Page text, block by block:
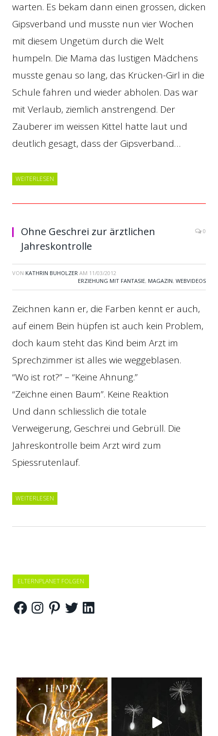
warten. Es bekam dann einen grossen, dicken
Gipsverband und musste nun vier Wochen
mit diesem Ungetüm durch die Welt
humpeln. Die Mama das lustigen Mädchens
musste genau so lang, das Krücken-Girl in die
Schule fahren und wieder abholen. Das war
mit Verlaub, ziemlich anstrengend. Der
Zauberer im weissen Kittel hatte laut und
deutlich gesagt, dass der Gipsverband…
WEITERLESEN
Ohne Geschrei zur ärztlichen
Jahreskontrolle
0
VON KATHRIN BUHOLZER AM 11/03/2012
ERZIEHUNG MIT FANTASIE, MAGAZIN, WEBVIDEOS
Zeichnen kann er, die Farben kennt er auch,
auf einem Bein hüpfen ist auch kein Problem,
doch kaum steht das Kind beim Arzt im
Sprechzimmer ist alles wie weggeblasen.
“Wo ist rot?” – “Keine Ahnung.”
“Zeichne einen Baum”. Keine Reaktion
Und dann schliesslich die totale
Verweigerung, Geschrei und Gebrüll. Die
Jahreskontrolle beim Arzt wird zum
Spiessrutenlauf.
WEITERLESEN
ELTERNPLANET FOLGEN
FacebookInstagramPinterestTwitterLinkedIn